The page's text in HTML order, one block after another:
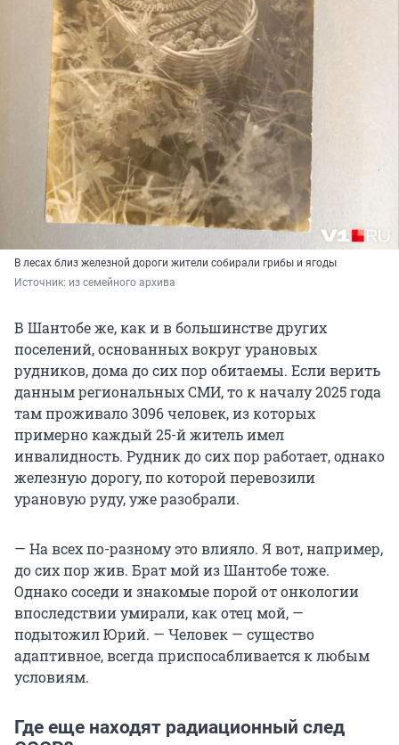
В лесах близ железной дороги жители собирали грибы и ягоды
Источник: из семейного архива
В Шантобе же, как и в большинстве других
поселений, основанных вокруг урановых
рудников, дома до сих пор обитаемы. Если верить
данным региональных СМИ, то к началу 2025 года
там проживало 3096 человек, из которых
примерно каждый 25-й житель имел
инвалидность. Рудник до сих пор работает, однако
железную дорогу, по которой перевозили
урановую руду, уже разобрали.
— На всех по-разному это влияло. Я вот, например,
до сих пор жив. Брат мой из Шантобе тоже.
Однако соседи и знакомые порой от онкологии
впоследствии умирали, как отец мой, —
подытожил Юрий. — Человек — существо
адаптивное, всегда приспосабливается к любым
условиям.
Где еще находят радиационный след